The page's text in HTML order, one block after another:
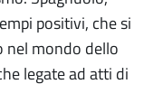
positivi, che si
nel mondo dello
legate ad atti di